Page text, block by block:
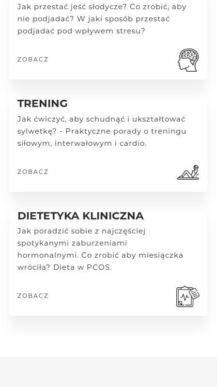
Jak przestać jeść słodycze? Co zrobić, aby
nie podjadać? W jaki sposób przestać
podjadać pod wpływem stresu?
ZOBACZ
TRENING
Jak ćwiczyć, aby schudnąć i ukształtować
sylwetkę? - Praktyczne porady o treningu
siłowym, interwałowym i cardio.
ZOBACZ
DIETETYKA KLINICZNA
Jak poradzić sobie z najczęściej
spotykanymi zaburzeniami
hormonalnymi. Co zrobić aby miesiączka
wróciła? Dieta w PCOS.
ZOBACZ